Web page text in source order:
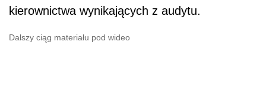
kierownictwa wynikających z audytu.
Dalszy ciąg materiału pod wideo